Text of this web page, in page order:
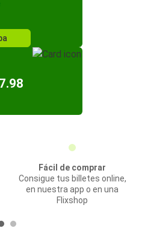
Fácil de comprar
Consigue tus billetes online,
en nuestra app o en una
Flixshop